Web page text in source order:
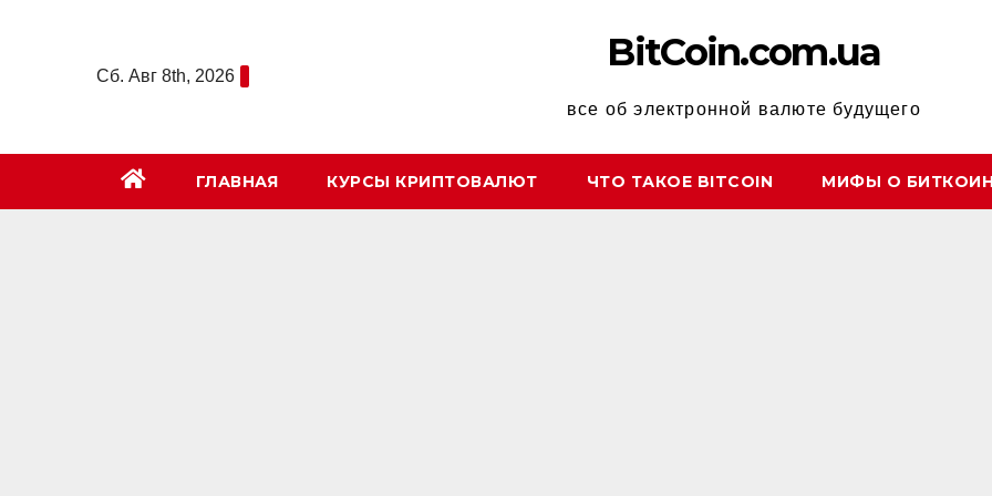
содержимомуСб. Авг 8th, 2026
BitCoin.com.ua
все об электронной валюте будущего
ГЛАВНАЯ КУРСЫ КРИПТОВАЛЮТ ЧТО ТАКОЕ BITCOIN МИФЫ О